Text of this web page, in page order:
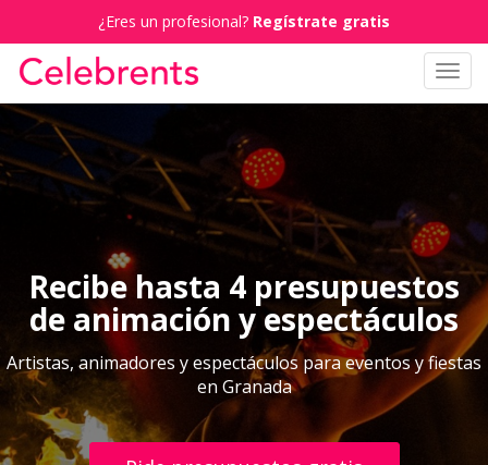
¿Eres un profesional? Regístrate gratis
Recibe hasta 4 presupuestos
de animación y espectáculos
Artistas, animadores y espectáculos para eventos y fiestas
en Granada